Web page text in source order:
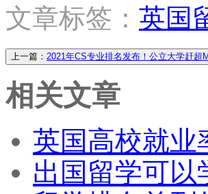
文章标签： 英国
上一篇： 2021年CS专业排名发布！公立大学赶超
相关文章
英国高校就业
出国留学可以